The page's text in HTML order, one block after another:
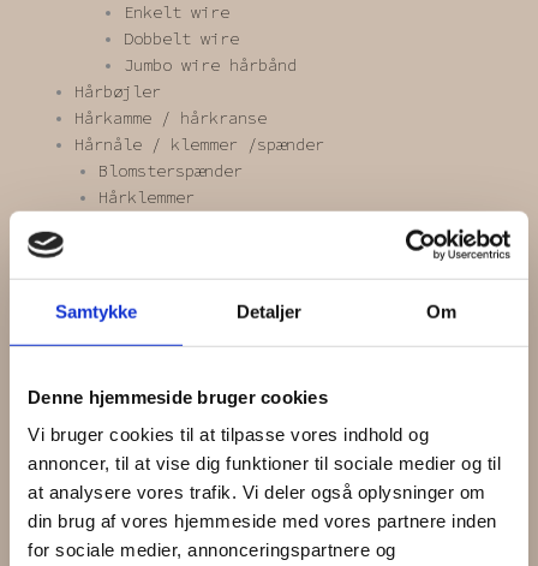
Samtykke Detaljer Om
Denne hjemmeside bruger cookies
Vi bruger cookies til at tilpasse vores indhold og
annoncer, til at vise dig funktioner til sociale medier og til
at analysere vores trafik. Vi deler også oplysninger om
din brug af vores hjemmeside med vores partnere inden
for sociale medier, annonceringspartnere og
Enkelt wire
Dobbelt wire
Jumbo wire hårbånd
Hårbøjler
Hårkamme / hårkranse
Hårnåle / klemmer /spænder
Blomsterspænder
Hårklemmer
Scrunchies
Blonde scrunchie
Scrunchie
Zero waste
Gavekort
INSPIRATION
OM OS
Vipps MobilPay Kassen